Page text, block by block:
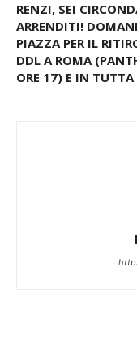
RENZI, SEI
ARRENDITI!
PIAZZA PER IL
DDL A ROMA
ORE 17) E IN